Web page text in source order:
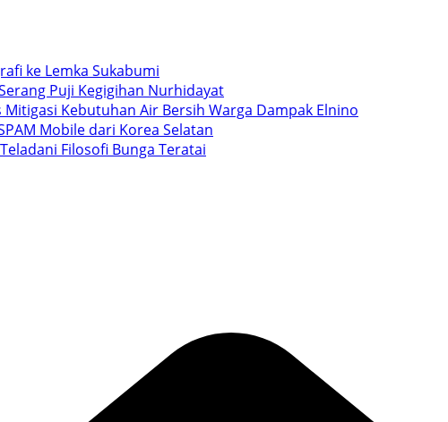
ke Lemka Sukabumi
Puji Kegigihan Nurhidayat
Kebutuhan Air Bersih Warga Dampak Elnino
Mobile dari Korea Selatan
Filosofi Bunga Teratai